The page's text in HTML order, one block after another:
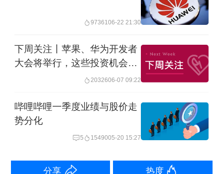
哔哩，尤其对“碰一碰分享视频”等创新体
验赞不绝口，哔哩哔哩也迅速回应，暗
示用户多用“碰一碰”新功能分享视频。
9736106-22 21:30
下周关注丨苹果、华为开发者
大会将举行，这些投资机会最
2032606-07 09:22
哔哩哔哩一季度业绩与股价走
势分化
5 1549005-20 15:27
分享 热度